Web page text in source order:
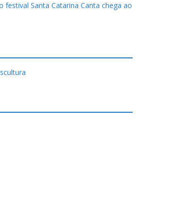
festival Santa Catarina Canta chega ao